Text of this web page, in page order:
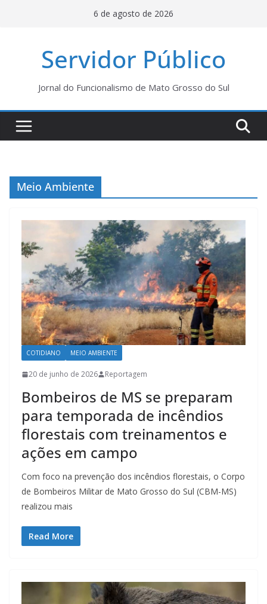
6 de agosto de 2026
Servidor Público
Jornal do Funcionalismo de Mato Grosso do Sul
Meio Ambiente
COTIDIANO MEIO AMBIENTE
20 de junho de 2026 Reportagem
Bombeiros de MS se preparam
para temporada de incêndios
florestais com treinamentos e
ações em campo
Com foco na prevenção dos incêndios florestais, o Corpo
de Bombeiros Militar de Mato Grosso do Sul (CBM-MS)
realizou mais
Read More